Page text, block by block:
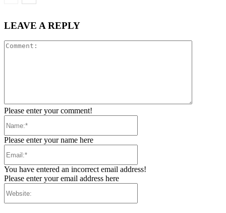
LEAVE A REPLY
Please enter your comment!
Please enter your name here
You have entered an incorrect email address!
Please enter your email address here